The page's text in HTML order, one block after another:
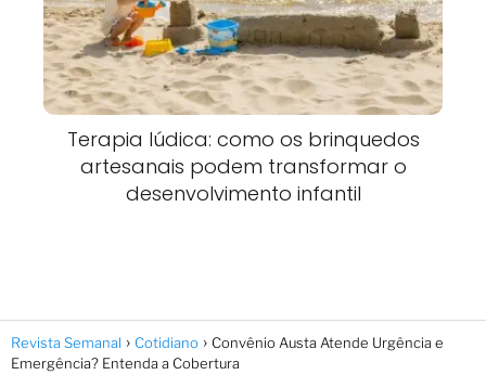
Terapia lúdica: como os brinquedos
artesanais podem transformar o
desenvolvimento infantil
Revista Semanal Cotidiano
Convênio Austa Atende Urgência e
Emergência? Entenda a Cobertura